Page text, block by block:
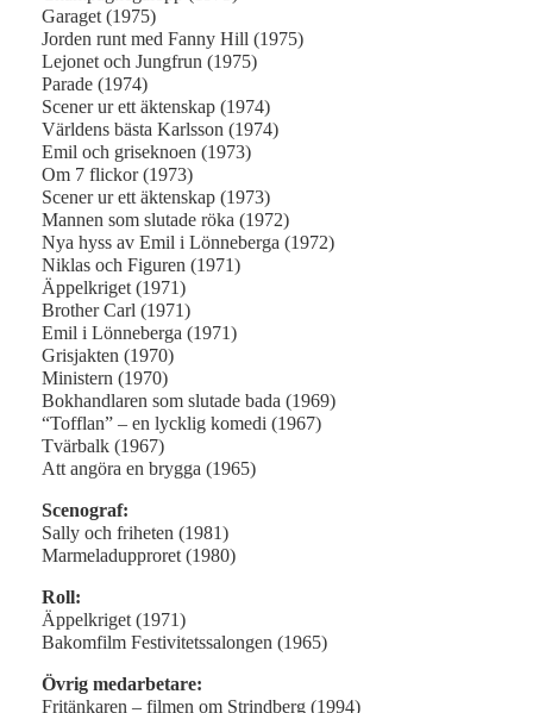
Garaget (1975)
Jorden runt med Fanny Hill (1975)
Lejonet och Jungfrun (1975)
Parade (1974)
Scener ur ett äktenskap (1974)
Världens bästa Karlsson (1974)
Emil och griseknoen (1973)
Om 7 flickor (1973)
Scener ur ett äktenskap (1973)
Mannen som slutade röka (1972)
Nya hyss av Emil i Lönneberga (1972)
Niklas och Figuren (1971)
Äppelkriget (1971)
Brother Carl (1971)
Emil i Lönneberga (1971)
Grisjakten (1970)
Ministern (1970)
Bokhandlaren som slutade bada (1969)
“Tofflan” – en lycklig komedi (1967)
Tvärbalk (1967)
Att angöra en brygga (1965)
Scenograf:
Sally och friheten (1981)
Marmeladupproret (1980)
Roll:
Äppelkriget (1971)
Bakomfilm Festivitetssalongen (1965)
Övrig medarbetare:
Fritänkaren – filmen om Strindberg (1994)